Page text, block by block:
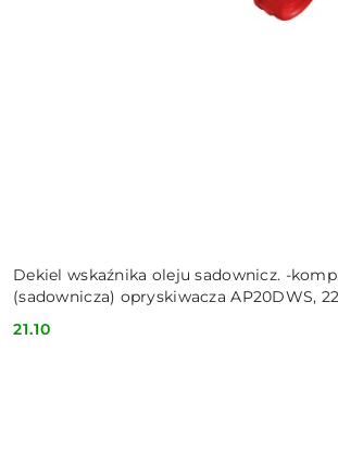
Dekiel wskaźnika oleju sadownicz. -
(sadownicza) opryskiwacza AP20DWS,
Cena:
21.10